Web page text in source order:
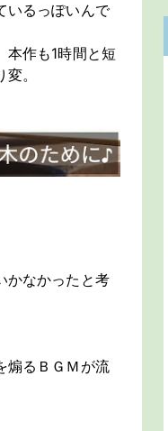
いるっぽいんで
本作も1時間と短
。
かなかったと考
煽るＢＧＭが流